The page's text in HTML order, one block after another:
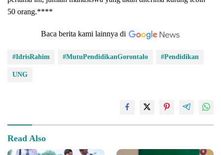
50 orang.****
Baca berita kami lainnya di
#IdrisRahim #MutuPendidikanGorontalo #Pendidikan
UNG
Read Also